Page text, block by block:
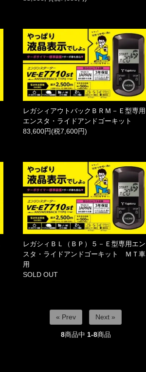
レガシィアウトバックＢＲＭ－Ｅ型専用
エンスタ・ライドアンドゴーキット
83,600円(税7,600円)
レガシィＢＬ（ＢＰ）５－Ｅ型専用エン
スタ・ライドアンドゴーキット ＭＴ車
用
SOLD OUT
« Prev Next »
8商品中 1-8商品